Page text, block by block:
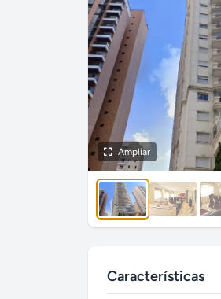
Ampliar
Características